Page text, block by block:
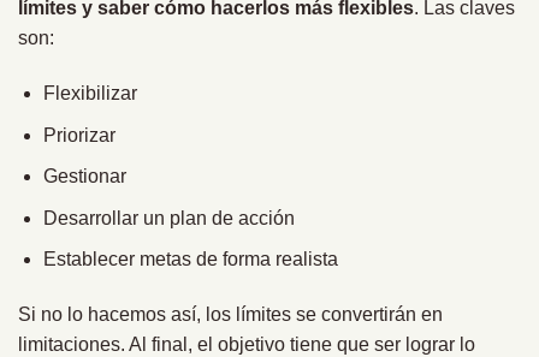
límites y saber cómo hacerlos más flexibles. Las claves
son:
Flexibilizar
Priorizar
Gestionar
Desarrollar un plan de acción
Establecer metas de forma realista
Si no lo hacemos así, los límites se convertirán en
limitaciones. Al final, el objetivo tiene que ser lograr lo